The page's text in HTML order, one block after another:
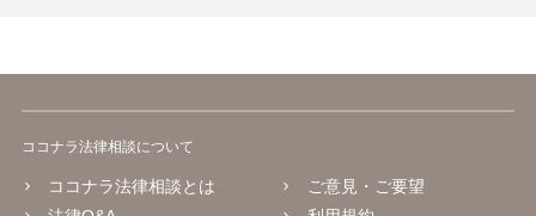
ココナラ法律相談について
ココナラ法律相談とは
ご意見・ご要望